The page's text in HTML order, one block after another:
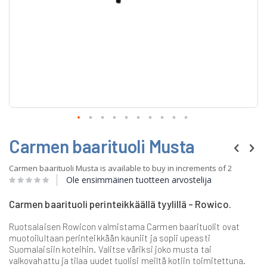
to
the
beginning
of
the
gallery
Carmen baarituoli Musta
Carmen baarituoli Musta is available to buy in increments of 2
Ole ensimmäinen tuotteen arvostelija
Carmen baarituoli perinteikkäällä tyylillä - Rowico.
Ruotsalaisen Rowicon valmistama Carmen baarituolit ovat
muotoilultaan perinteikkään kauniit ja sopii upeasti
Suomalaisiin koteihin. Valitse väriksi joko musta tai
valkovahattu ja tilaa uudet tuolisi meiltä kotiin toimitettuna.